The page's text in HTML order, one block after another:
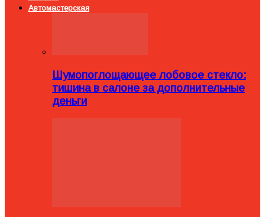
Автомастерская
Шумопоглощающее лобовое стекло:
тишина в салоне за дополнительные
деньги